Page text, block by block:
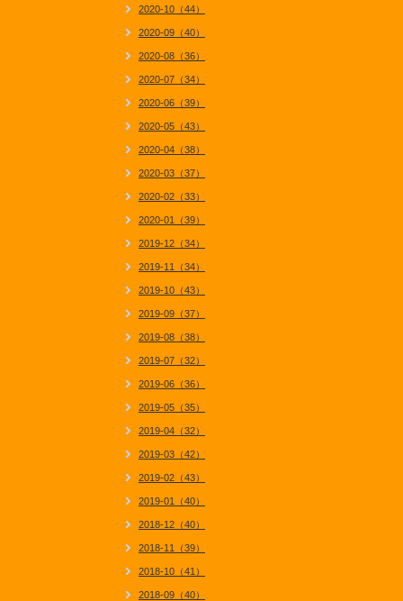
2020-10（44）
2020-09（40）
2020-08（36）
2020-07（34）
2020-06（39）
2020-05（43）
2020-04（38）
2020-03（37）
2020-02（33）
2020-01（39）
2019-12（34）
2019-11（34）
2019-10（43）
2019-09（37）
2019-08（38）
2019-07（32）
2019-06（36）
2019-05（35）
2019-04（32）
2019-03（42）
2019-02（43）
2019-01（40）
2018-12（40）
2018-11（39）
2018-10（41）
2018-09（40）